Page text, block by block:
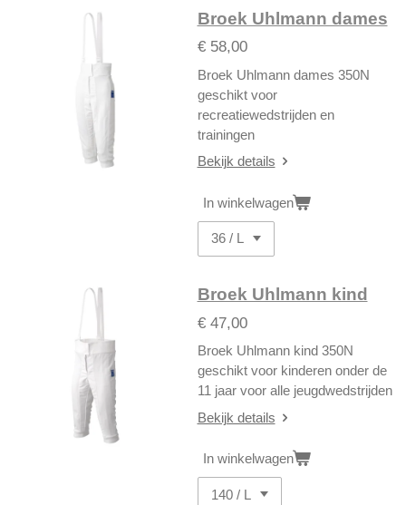
Broek Uhlmann dames
€ 58,00
Broek Uhlmann dames 350N
geschikt voor
recreatiewedstrijden en
trainingen
Bekijk details
In winkelwagen
Broek Uhlmann kind
€ 47,00
Broek Uhlmann kind 350N
geschikt voor kinderen onder de
11 jaar voor alle jeugdwedstrijden
Bekijk details
In winkelwagen